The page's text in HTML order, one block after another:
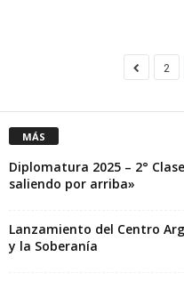
2
MÁS
Diplomatura 2025 – 2°
saliendo por arriba»
Lanzamiento del Centro
y la Soberanía